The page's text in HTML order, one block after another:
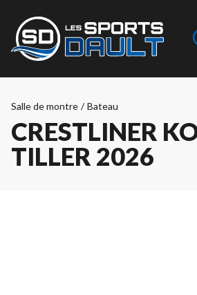
Salle de montre / Bateau
CRESTLINER
TILLER 2026